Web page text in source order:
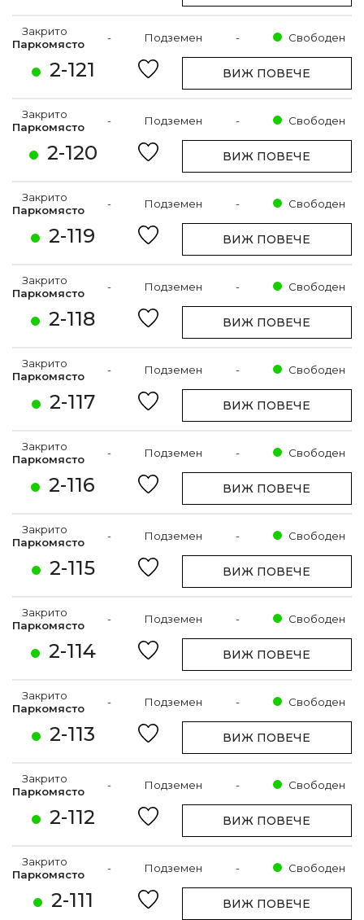
2-121
Закрито
Паркомясто
- Подземен - Свободен
ВИЖ ПОВЕЧЕ
2-120
Закрито
Паркомясто
- Подземен - Свободен
ВИЖ ПОВЕЧЕ
2-119
Закрито
Паркомясто
- Подземен - Свободен
ВИЖ ПОВЕЧЕ
2-118
Закрито
Паркомясто
- Подземен - Свободен
ВИЖ ПОВЕЧЕ
2-117
Закрито
Паркомясто
- Подземен - Свободен
ВИЖ ПОВЕЧЕ
2-116
Закрито
Паркомясто
- Подземен - Свободен
ВИЖ ПОВЕЧЕ
2-115
Закрито
Паркомясто
- Подземен - Свободен
ВИЖ ПОВЕЧЕ
2-114
Закрито
Паркомясто
- Подземен - Свободен
ВИЖ ПОВЕЧЕ
2-113
Закрито
Паркомясто
- Подземен - Свободен
ВИЖ ПОВЕЧЕ
2-112
Закрито
Паркомясто
- Подземен - Свободен
ВИЖ ПОВЕЧЕ
2-111
Закрито
Паркомясто
- Подземен - Свободен
ВИЖ ПОВЕЧЕ